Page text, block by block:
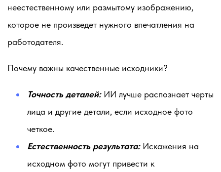
неестественному или размытому изображению,
которое не произведет нужного впечатления на
работодателя.
Почему важны качественные исходники?
Точность деталей:ИИ лучше распознает черты
лица и другие детали, если исходное фото
четкое.
Естественность результата:Искажения на
исходном фото могут привести к